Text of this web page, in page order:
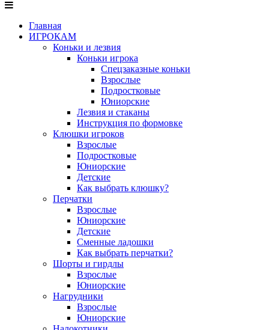
Главная
ИГРОКАМ
Коньки и лезвия
Коньки игрока
Спецзаказные коньки
Взрослые
Подростковые
Юниорские
Лезвия и стаканы
Инструкция по формовке
Клюшки игроков
Взрослые
Подростковые
Юниорские
Детские
Как выбрать клюшку?
Перчатки
Взрослые
Юниорские
Детские
Сменные ладошки
Как выбрать перчатки?
Шорты и гирдлы
Взрослые
Юниорские
Нагрудники
Взрослые
Юниорские